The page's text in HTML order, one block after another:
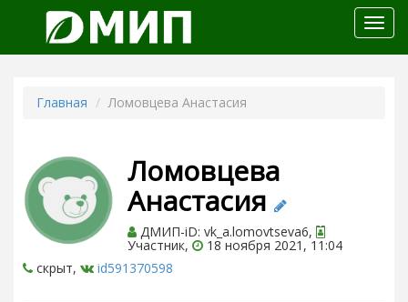
меню
Главная Ломовцева Анастасия
Ломовцева
Анастасия
ДМИП-iD: vk_a.lomovtseva6,
Участник,
18 ноября 2021, 11:04
скрыт,
id591370598